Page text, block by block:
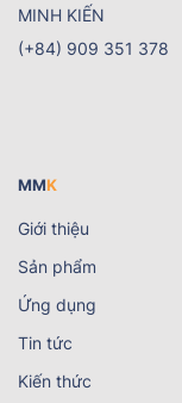
(+84) 909 351 378
MMK
Giới thiệu
Sản phẩm
Ứng dụng
Tin tức
Kiến thức